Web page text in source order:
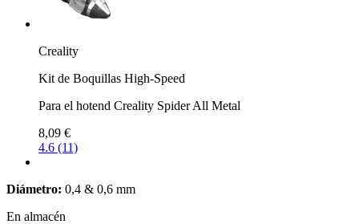
Creality
Kit de Boquillas High-Speed
Para el hotend Creality Spider All Metal
8,09 €
4.6 (11)
Diámetro: 0,4 & 0,6 mm
En almacén